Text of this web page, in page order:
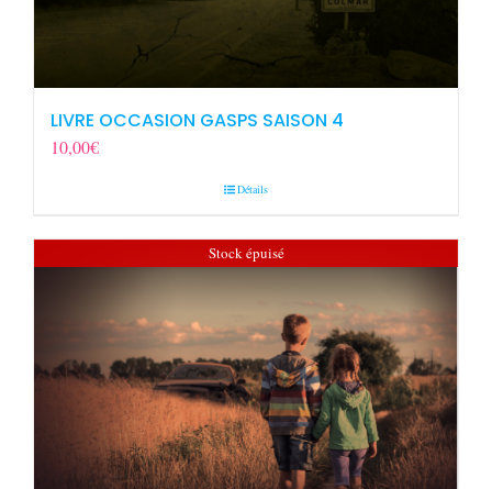
LIVRE OCCASION GASPS SAISON 4
10,00€
Détails
Stock épuisé